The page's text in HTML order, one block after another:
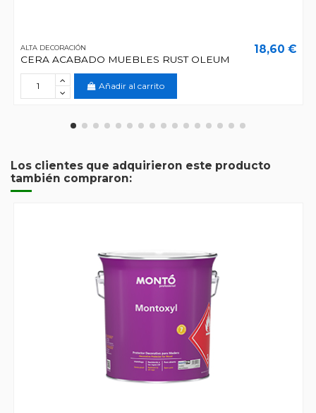
ALTA DECORACIÓN
CERA ACABADO MUEBLES RUST OLEUM
18,60 €
Añadir al carrito
Los clientes que adquirieron este producto
también compraron: